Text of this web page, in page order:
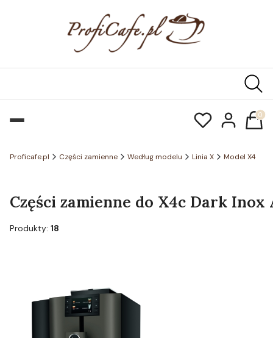
Proficafe.pl Części zamienne Według modelu Linia X Model X4
Części zamienne do X4c Dark Inox
Produkty: 18